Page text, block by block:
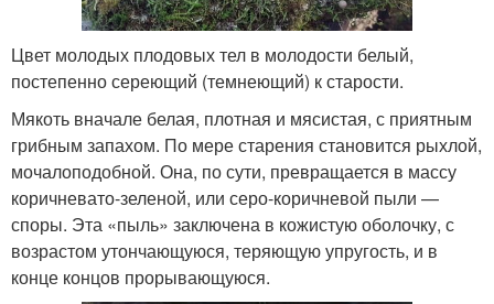
Цвет молодых плодовых тел в молодости белый,
постепенно сереющий (темнеющий) к старости.
Мякоть вначале белая, плотная и мясистая, с приятным
грибным запахом. По мере старения становится рыхлой,
мочалоподобной. Она, по сути, превращается в массу
коричневато-зеленой, или серо-коричневой пыли —
споры. Эта «пыль» заключена в кожистую оболочку, с
возрастом утончающуюся, теряющую упругость, и в
конце концов прорывающуюся.